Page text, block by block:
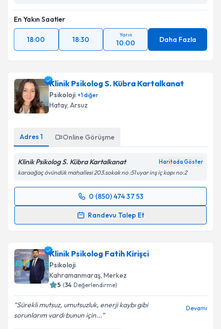
En Yakın Saatler
18:00 18:30
Yarın
10:00 Daha Fazla
Klinik Psikolog S. Kübra Kartalkanat
Psikoloji +1diğer
Hatay, Arsuz
Adres 1 Online Görüşme
Klinik Psikolog S. Kübra Kartalkanat Haritada Göster
karaağaç övündük mahallesi 203.sokak no :51 uyar inş iç kapı no:2
0 (850) 474 37 53
Randevu Talep Et
Randevu Takvimi Talebi
almanız için bir takvim hazırlandığında e-posta ile
bilgilendireceğiz.
E-posta Adresiniz
Klinik Psikolog Fatih Kirişci
Psikoloji
Kahramanmaraş, Merkez
5 (34 Değerlendirme)
Sürekli mutsuz, umutsuzluk, enerji kaybı gibi
sorunlarım vardı bunun için...
Devamı